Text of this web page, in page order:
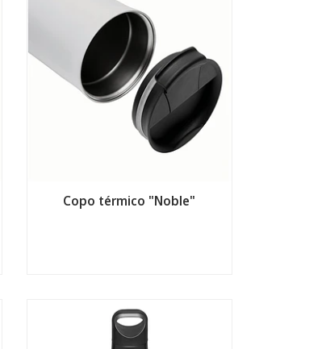
Copo térmico "Noble"